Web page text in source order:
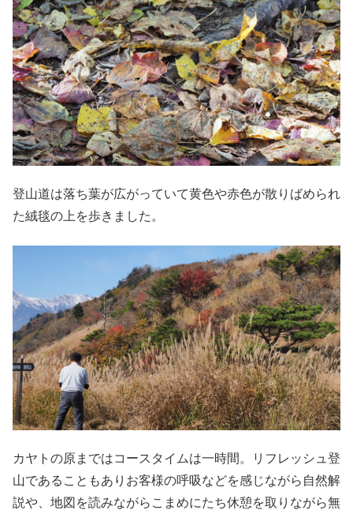
登山道は落ち葉が広がっていて黄色や赤色が散りばめられ
た絨毯の上を歩きました。
カヤトの原まではコースタイムは一時間。リフレッシュ登
山であることもありお客様の呼吸などを感じながら自然解
説や、地図を読みながらこまめにたち休憩を取りながら無